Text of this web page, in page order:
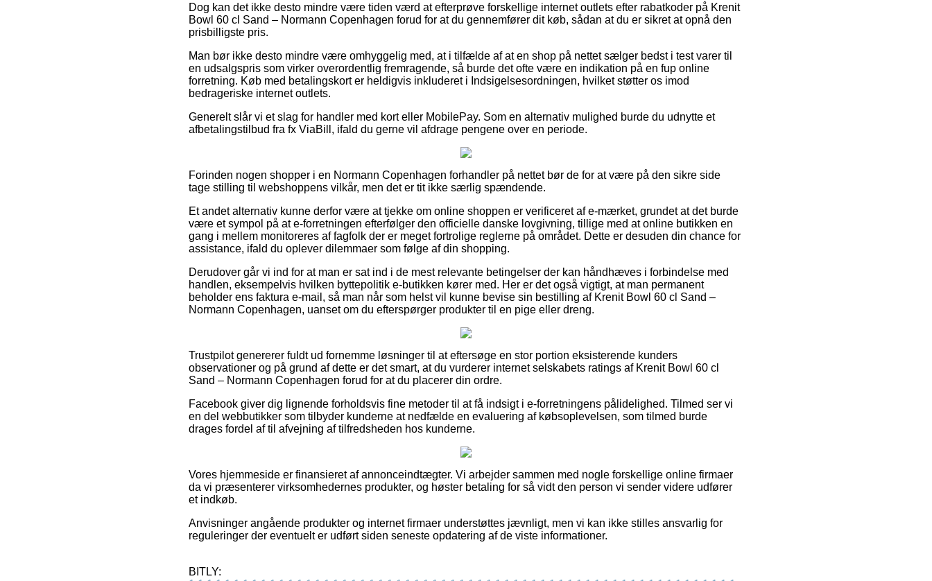
Dog kan det ikke desto mindre være tiden værd at efterprøve forskellige internet outlets efter rabatkoder på Krenit
Bowl 60 cl Sand – Normann Copenhagen forud for at du gennemfører dit køb, sådan at du er sikret at opnå den
prisbilligste pris.
Man bør ikke desto mindre være omhyggelig med, at i tilfælde af at en shop på nettet sælger bedst i test varer til
en udsalgspris som virker overordentlig fremragende, så burde det ofte være en indikation på en fup online
forretning. Køb med betalingskort er heldigvis inkluderet i Indsigelsesordningen, hvilket støtter os imod
bedrageriske internet outlets.
Generelt slår vi et slag for handler med kort eller MobilePay. Som en alternativ mulighed burde du udnytte et
afbetalingstilbud fra fx ViaBill, ifald du gerne vil afdrage pengene over en periode.
Forinden nogen shopper i en Normann Copenhagen forhandler på nettet bør de for at være på den sikre side
tage stilling til webshoppens vilkår, men det er tit ikke særlig spændende.
Et andet alternativ kunne derfor være at tjekke om online shoppen er verificeret af e-mærket, grundet at det burde
være et sympol på at e-forretningen efterfølger den officielle danske lovgivning, tillige med at online butikken en
gang i mellem monitoreres af fagfolk der er meget fortrolige reglerne på området. Dette er desuden din chance for
assistance, ifald du oplever dilemmaer som følge af din shopping.
Derudover går vi ind for at man er sat ind i de mest relevante betingelser der kan håndhæves i forbindelse med
handlen, eksempelvis hvilken byttepolitik e-butikken kører med. Her er det også vigtigt, at man permanent
beholder ens faktura e-mail, så man når som helst vil kunne bevise sin bestilling af Krenit Bowl 60 cl Sand –
Normann Copenhagen, uanset om du efterspørger produkter til en pige eller dreng.
Trustpilot genererer fuldt ud fornemme løsninger til at eftersøge en stor portion eksisterende kunders
observationer og på grund af dette er det smart, at du vurderer internet selskabets ratings af Krenit Bowl 60 cl
Sand – Normann Copenhagen forud for at du placerer din ordre.
Facebook giver dig lignende forholdsvis fine metoder til at få indsigt i e-forretningens pålidelighed. Tilmed ser vi
en del webbutikker som tilbyder kunderne at nedfælde en evaluering af købsoplevelsen, som tilmed burde
drages fordel af til afvejning af tilfredsheden hos kunderne.
Vores hjemmeside er finansieret af annonceindtægter. Vi arbejder sammen med nogle forskellige online firmaer
da vi præsenterer virksomhedernes produkter, og høster betaling for så vidt den person vi sender videre udfører
et indkøb.
Anvisninger angående produkter og internet firmaer understøttes jævnligt, men vi kan ikke stilles ansvarlig for
reguleringer der eventuelt er udført siden seneste opdatering af de viste informationer.
BITLY: